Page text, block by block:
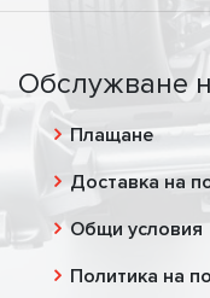
Обслужване
Плащане
Доставка на
Общи условия
Политика на